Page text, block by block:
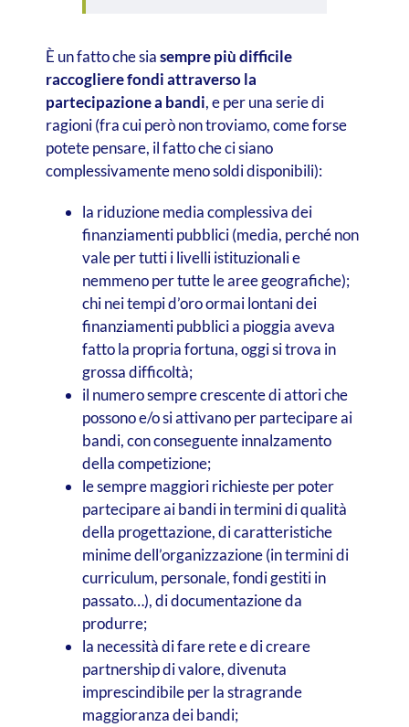
È un fatto che siasempre più difficile
raccogliere fondi attraverso la
partecipazione a bandi, e per una serie di
ragioni (fra cui però non troviamo, come forse
potete pensare, il fatto che ci siano
complessivamente meno soldi disponibili):
la riduzione media complessiva dei
finanziamenti pubblici (media, perché non
vale per tutti i livelli istituzionali e
nemmeno per tutte le aree geografiche);
chi nei tempi d’oro ormai lontani dei
finanziamenti pubblici a pioggia aveva
fatto la propria fortuna, oggi si trova in
grossa difficoltà;
il numero sempre crescente di attori che
possono e/o si attivano per partecipare ai
bandi, con conseguente innalzamento
della competizione;
le sempre maggiori richieste per poter
partecipare ai bandi in termini di qualità
della progettazione, di caratteristiche
minime dell’organizzazione (in termini di
curriculum, personale, fondi gestiti in
passato…), di documentazione da
produrre;
la necessità di fare rete e di creare
partnership di valore, divenuta
imprescindibile per la stragrande
maggioranza dei bandi;